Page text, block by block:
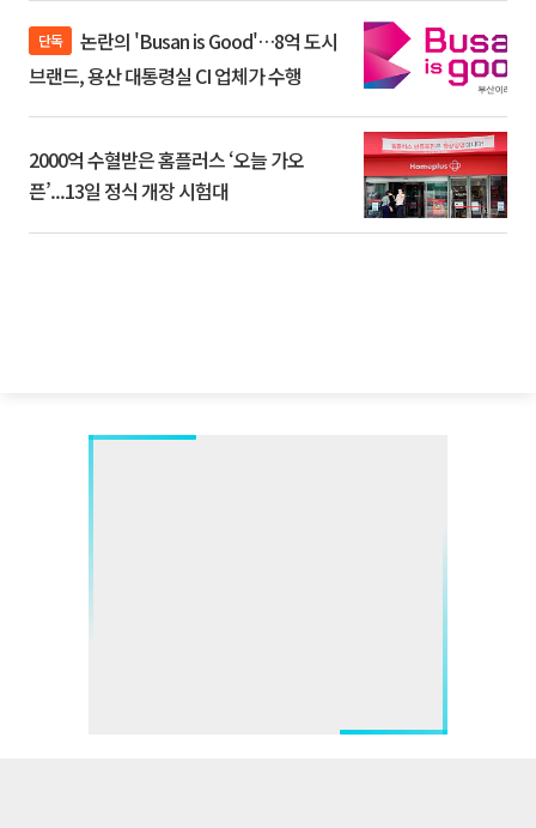
단독
브랜드, 용산 대통령실 CI 업체가 수행
2000억 수혈받은 홈플러스 ‘오늘 가오
픈’...13일 정식 개장 시험대